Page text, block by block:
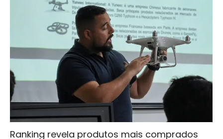
Ranking revela produtos mais comprados